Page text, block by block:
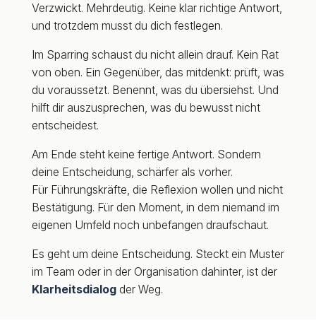
Verzwickt. Mehrdeutig. Keine klar richtige Antwort,
und trotzdem musst du dich festlegen.
Im Sparring schaust du nicht allein drauf. Kein Rat
von oben. Ein Gegenüber, das mitdenkt: prüft, was
du voraussetzt. Benennt, was du übersiehst. Und
hilft dir auszusprechen, was du bewusst nicht
entscheidest.
Am Ende steht keine fertige Antwort. Sondern
deine Entscheidung, schärfer als vorher.
Für Führungskräfte, die Reflexion wollen und nicht
Bestätigung. Für den Moment, in dem niemand im
eigenen Umfeld noch unbefangen draufschaut.
Es geht um deine Entscheidung. Steckt ein Muster
im Team oder in der Organisation dahinter, ist der
Klarheitsdialog der Weg.